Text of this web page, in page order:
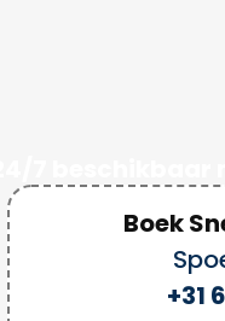
Boek
+31